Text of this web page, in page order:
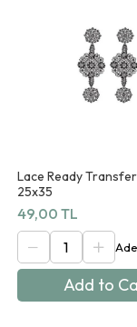
Lace Ready
25x35
49,00 TL
Add to